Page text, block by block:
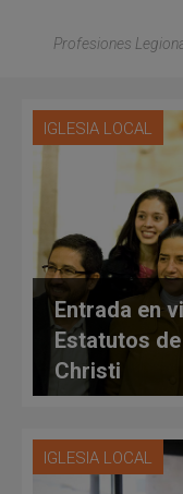
Profesiones
IGLESIA LOCAL
Entrada en
Estatutos
Christi
IGLESIA LOCAL